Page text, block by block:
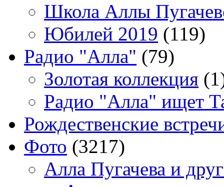
Школа Аллы
Юбилей 2019 (119)
Радио "Алла" (79)
Золотая коллекция
Радио "Алла" ищет
Рождественские
Фото (3217)
Алла Пугачева и